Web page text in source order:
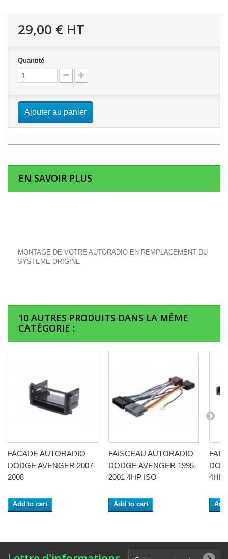
29,00 € HT
Quantité
Ajouter au panier
EN SAVOIR PLUS
MONTAGE DE VOTRE AUTORADIO EN REMPLACEMENT DU
SYSTEME ORIGINE
10 AUTRES PRODUITS DANS LA MÊME
CATÉGORIE :
FACADE AUTORADIO
DODGE AVENGER 2007-
2008
Add to cart
FAISCEAU AUTORADIO
DODGE AVENGER 1995-
2001 4HP ISO
Add to cart
4HP